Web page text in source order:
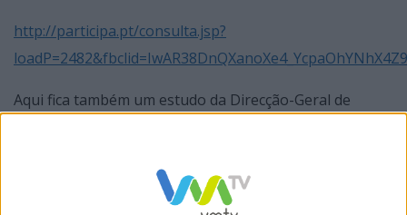
http://participa.pt/consulta.jsp?
Aqui fica também um estudo da Direcção-Geral de